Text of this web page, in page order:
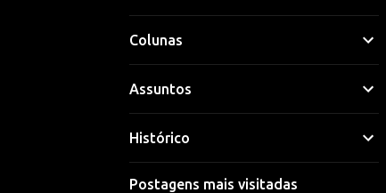
Gláucio Vinicius
Visitar perfil
Hipólito Lima
Visitar perfil
Visitar perfil
Colunas
Assuntos
Histórico
Postagens mais visitadas